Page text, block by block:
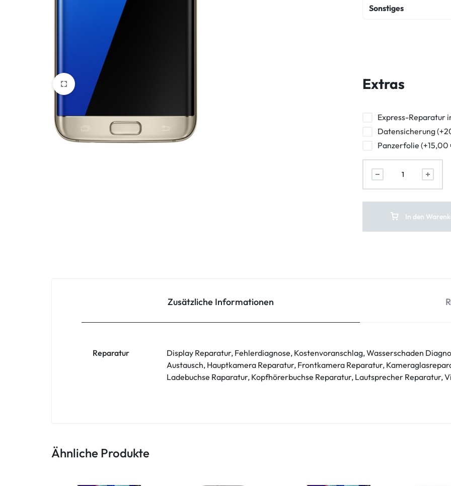
Lenovo
Xiaomi
Fehlerdiagnose
Sonstiges
Vibration Reparatur
Extras
Express-Reparatur
Datensicherung
Panzerfolie (+15,00
In den
Zusätzliche Informationen
Reparatur
Display Reparatur, Fehlerdiagnose, Kostenvoranschlag, Wasserschaden
Austausch, Hauptkamera Reparatur, Frontkamera Reparatur,
Ladebuchse Raparatur, Kopfhörerbuchse Reparatur, Lautsprecher Reparatur,
Ähnliche Produkte